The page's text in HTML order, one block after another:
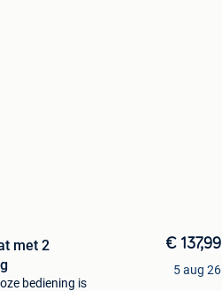
met 2
bediening is
€ 137,99
5 aug 26